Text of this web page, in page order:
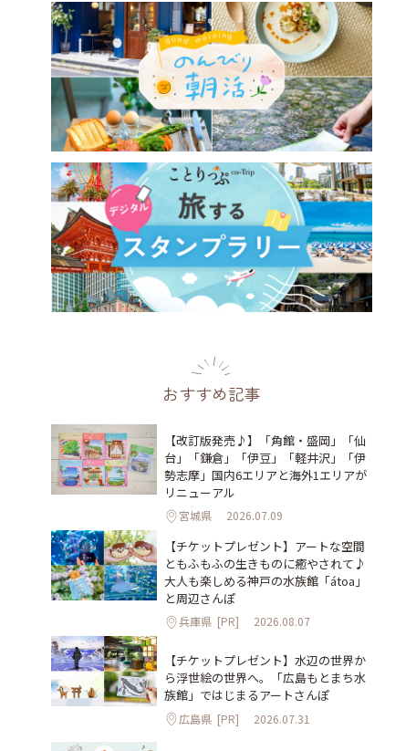
おすすめ記事
【改訂版発売♪】「角館・盛岡」「仙
台」「鎌倉」「伊豆」「軽井沢」「伊
勢志摩」国内6エリアと海外1エリアが
リニューアル
宮城県 2026.07.09
【チケットプレゼント】アートな空間
ともふもふの生きものに癒やされて♪
大人も楽しめる神戸の水族館「átoa」
と周辺さんぽ
兵庫県 [PR] 2026.08.07
【チケットプレゼント】水辺の世界か
ら浮世絵の世界へ。「広島もとまち水
族館」ではじまるアートさんぽ
広島県 [PR] 2026.07.31